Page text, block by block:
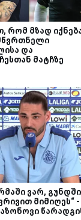
რომ მზად
და
მატჩზე
ვარ, გუნდში
მიმიღეს“ -